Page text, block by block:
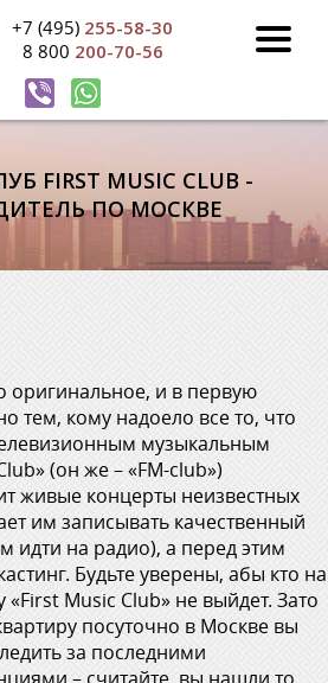
+7 (495) 255-58-30
8 800 200-70-56
FIRST MUSIC CLUB -
ПО МОСКВЕ
оригинальное, и в первую
тем, кому надоело все то, что
музыкальным
(он же – «FM-club»)
живые концерты неизвестных
им записывать качественный
идти на радио), а перед этим
Будьте уверены, абы кто на
Music Club» не выйдет. Зато
посуточно в Москве вы
за последними